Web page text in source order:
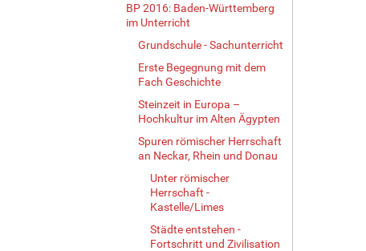
BP 2016: Baden-Württemberg
im Unterricht
Grundschule - Sachunterricht
Erste Begegnung mit dem
Fach Geschichte
Steinzeit in Europa –
Hochkultur im Alten Ägypten
Spuren römischer Herrschaft
an Neckar, Rhein und Donau
Unter römischer
Herrschaft -
Kastelle/Limes
Städte entstehen -
Fortschritt und Zivilisation